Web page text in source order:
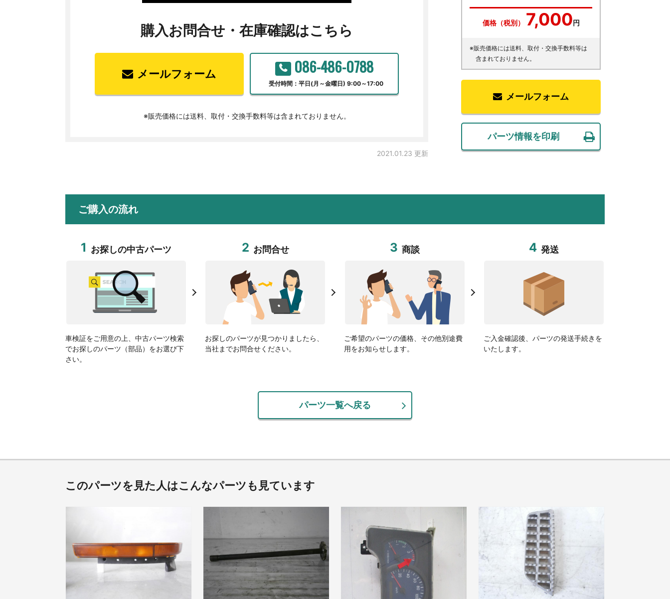
購入お問合せ・ 在庫確認はこちら
メールフォーム 086-486-0788
受付時間：平日(月～金曜日) 9:00～17:00
※販売価格には送料、取付・交換手数料等は含まれておりません。
2021.01.23 更新
価格（税別） 7,000円
※販売価格には送料、取付・交換手数料等は
含まれておりません。
メールフォーム
パーツ情報を印刷
ご購入の流れ
1 お探しの中古パーツ
車検証をご用意の上、中古パーツ検索
でお探しのパーツ（部品）をお選び下
さい。
2 お問合せ
お探しのパーツが見つかりましたら、
当社までお問合せください。
3 商談
ご希望のパーツの価格、その他別途費
用をお知らせします。
4 発送
ご入金確認後、パーツの発送手続きを
いたします。
パーツ一覧へ戻る
このパーツを見た人はこんなパーツも見ています